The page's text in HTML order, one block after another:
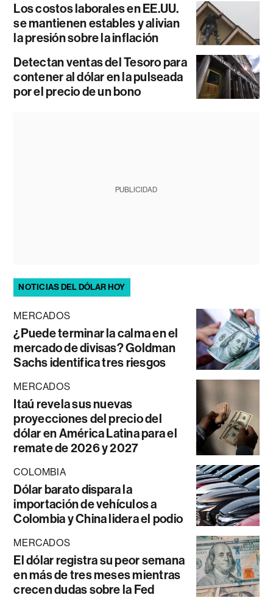
Los costos laborales en EE.UU.
se mantienen estables y alivian
la presión sobre la inflación
Detectan ventas del Tesoro para
contener al dólar en la pulseada
por el precio de un bono
PUBLICIDAD
NOTICIAS DEL DÓLAR HOY
MERCADOS
¿Puede terminar la calma en el
mercado de divisas? Goldman
Sachs identifica tres riesgos
MERCADOS
Itaú revela sus nuevas
proyecciones del precio del
dólar en América Latina para el
remate de 2026 y 2027
COLOMBIA
Dólar barato dispara la
importación de vehículos a
Colombia y China lidera el podio
MERCADOS
El dólar registra su peor semana
en más de tres meses mientras
crecen dudas sobre la Fed